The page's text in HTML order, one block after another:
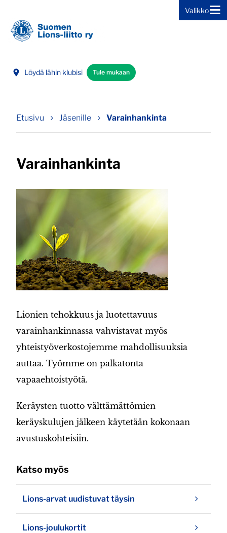
Valikko
Löydä lähin klubisi Tule mukaan
Etusivu Jäsenille Varainhankinta
Varainhankinta
Lionien tehokkuus ja luotettavuus
varainhankinnassa vahvistavat myös
yhteistyöverkostojemme mahdollisuuksia
auttaa. Työmme on palkatonta
vapaaehtoistyötä.
Keräysten tuotto välttämättömien
keräyskulujen jälkeen käytetään kokonaan
avustuskohteisiin.
Katso myös
Lions-arvat uudistuvat täysin
Lions-joulukortit